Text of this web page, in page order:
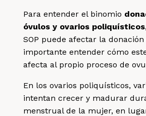
Para entender el binomio
óvulos y ovarios poliquísticos
SOP puede afectar la
importante entender cómo
afecta al propio proceso de
En los ovarios poliquísticos,
intentan crecer y madurar
menstrual de la mujer, en